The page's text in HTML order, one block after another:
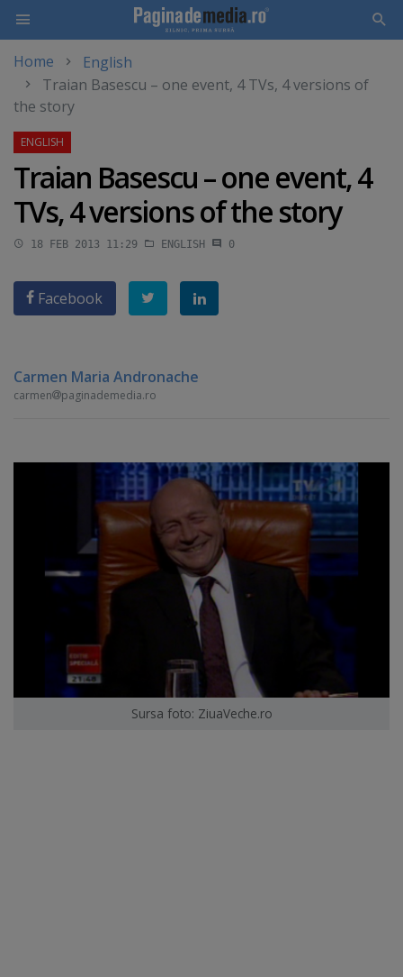
main
content
Home
English
Traian Basescu – one event, 4 TVs, 4 versions of
the story
Traian Basescu – one event, 4
TVs, 4 versions of the story
18 FEB 2013 11:29 ENGLISH 0
Facebook
Carmen Maria Andronache
carmen paginademedia.ro
Sursa foto: ZiuaVeche.ro